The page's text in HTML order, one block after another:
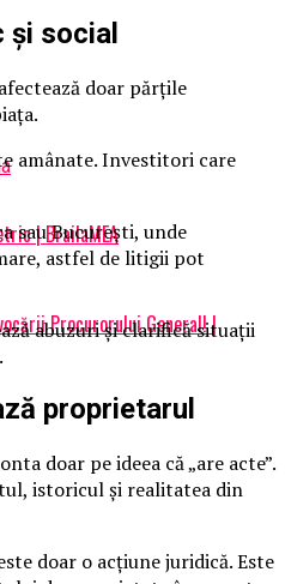
| BrailaMEA
Procurorului General! |
și social
doar părțile
amânate. Investitori care
sau București, unde
astfel de litigii pot
abuzuri și clarifică situații
proprietarul
doar pe ideea că „are acte”.
istoricul și realitatea din
doar o acțiune juridică. Este